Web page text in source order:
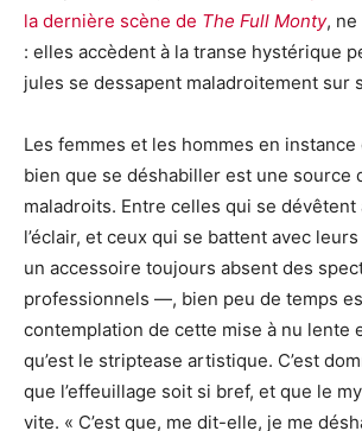
la dernière scène de The Full Monty, ne
: elles accèdent à la transe hystérique
jules se dessapent maladroitement sur
Les femmes et les hommes en instance
bien que se déshabiller est une source
maladroits. Entre celles qui se dévêtent
l’éclair, et ceux qui se battent avec
un accessoire toujours absent des
professionnels —, bien peu de temps
contemplation de cette mise à nu lente
qu’est le striptease artistique. C’est
que l’effeuillage soit si bref, et que le
vite. « C’est que, me dit-elle, je me